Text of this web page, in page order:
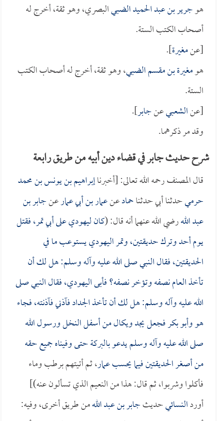
هوجرير بن عبد الحميد الضبيالبصري، وهو ثقة، أخرج له
أصحاب الكتب الستة.
[عنمغيرة].
هومغيرة بن مقسم الضبي، وهو ثقة، أخرج له أصحاب الكتب
الستة.
[عنالشعبيعنجابر].
وقد مر ذكرهما.
شرح حديث جابر في قضاء دين أبيه من طريق رابعة
قال المصنف رحمه الله تعالى: [أخبرناإبراهيم بن يونس بن محمد
حرميحدثنا أبي حدثناحمادعنعمار بن أبي عمارعنجابر بن
عبد اللهرضي الله عنهما أنه قال: (كان ليهودي على أبي تمر، فقتل
يوم أحد وترك حديقتين، وتمر اليهودي يستوعب ما في
الحديقتين، فقال النبي صلى الله عليه وآله وسلم: هل لك أن
تأخذ العام نصفه وتؤخر نصفه؟ فأبى اليهودي، فقال النبي صلى
الله عليه وآله وسلم: هل لك أن تأخذ الجداد فآذني فآذنته، فجاء
هو وأبو بكرفجعل يجد ويكال من أسفل النخل ورسول الله
صلى الله عليه وآله وسلم يدعو بالبركة حتى وفيناه جميع حقه
من أصغر الحديقتين فيما يحسبعمار، ثم أتيتهم برطب وماء
فأكلوا وشربوا، ثم قال: هذا من النعيم الذي تسألون عنه)]
أوردالنسائيحديثجابر بن عبد اللهمن طريق أخرى، وفيه: